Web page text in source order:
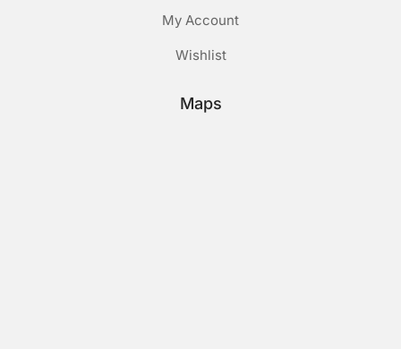
My Account
Wishlist
Maps